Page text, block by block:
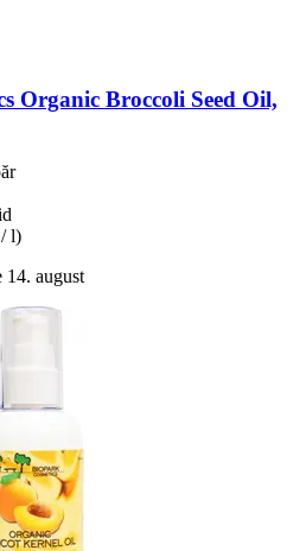
Organic Broccoli Seed Oil,
l)
14. august